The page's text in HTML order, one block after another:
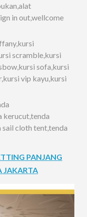
in out,wellcome
scramble,kursi
sofa,kursi
vip kayu,kursi
kerucut,tenda
sail cloth tent,tenda
PANJANG
JAKARTA